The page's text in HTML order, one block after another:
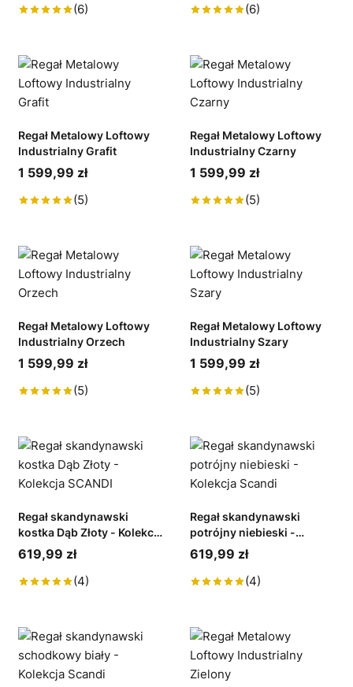
(6) (6)
Regał Metalowy Loftowy
Industrialny Grafit
1 599,99 zł
(5)
Regał Metalowy Loftowy
Industrialny Czarny
1 599,99 zł
(5)
Regał Metalowy Loftowy
Industrialny Orzech
1 599,99 zł
(5)
Regał Metalowy Loftowy
Industrialny Szary
1 599,99 zł
(5)
Regał skandynawski
kostka Dąb Złoty - Kolekcja
SCANDI
619,99 zł
(4)
Regał skandynawski
potrójny niebieski -
Kolekcja Scandi
619,99 zł
(4)